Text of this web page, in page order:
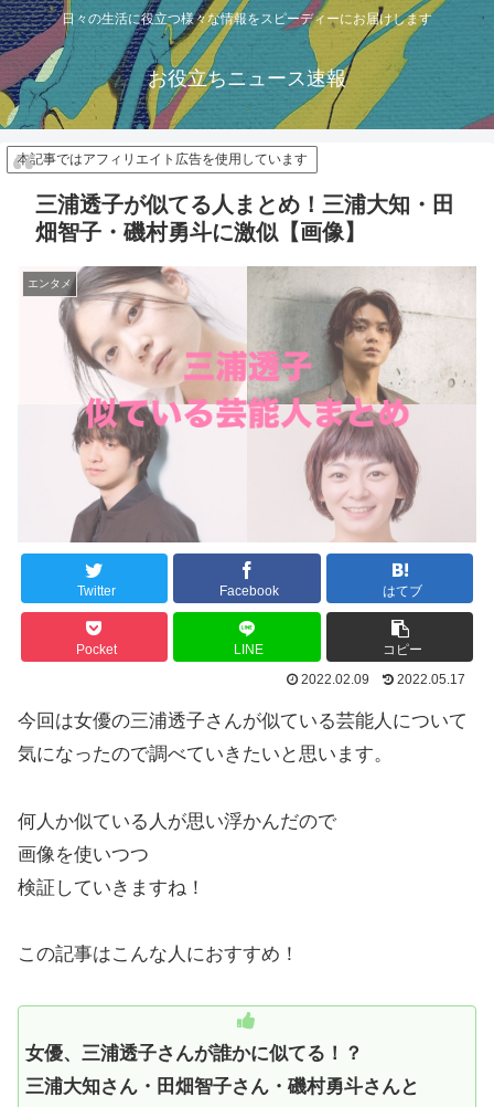
日々の生活に役立つ様々な情報をスピーディーにお届けします
お役立ちニュース速報
本記事ではアフィリエイト広告を使用しています
三浦透子が似てる人まとめ！三浦大知・田
畑智子・磯村勇斗に激似【画像】
エンタメ
Twitter Facebook はてブ
Pocket LINE
コピー
2022.02.09
2022.05.17
今回は女優の三浦透子さんが似ている芸能人について
気になったので調べていきたいと思います。
何人か似ている人が思い浮かんだので
画像を使いつつ
検証していきますね！
この記事はこんな人におすすめ！
女優、三浦透子さんが誰かに似てる！？
三浦大知さん・田畑智子さん・磯村勇斗さんと